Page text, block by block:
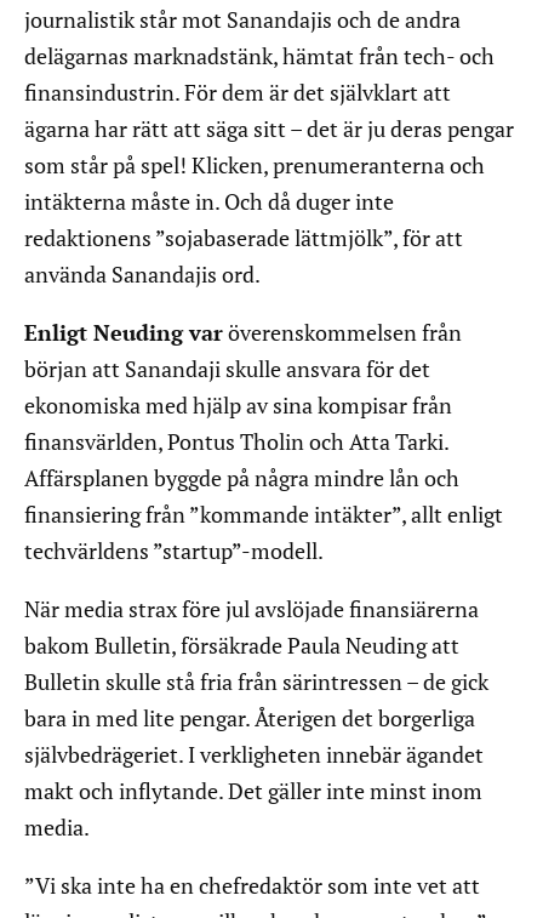
journalistik står mot Sanandajis och de andra
delägarnas marknadstänk, hämtat från tech- och
finansindustrin. För dem är det självklart att
ägarna har rätt att säga sitt – det är ju deras pengar
som står på spel! Klicken, prenumeranterna och
intäkterna måste in. Och då duger inte
redaktionens ”sojabaserade lättmjölk”, för att
använda Sanandajis ord.
Enligt Neuding varöverenskommelsen från
början att Sanandaji skulle ansvara för det
ekonomiska med hjälp av sina kompisar från
finansvärlden, Pontus Tholin och Atta Tarki.
Affärsplanen byggde på några mindre lån och
finansiering från ”kommande intäkter”, allt enligt
techvärldens ”startup”-modell.
När media strax före jul avslöjade finansiärerna
bakom Bulletin, försäkrade Paula Neuding att
Bulletin skulle stå fria från särintressen – de gick
bara in med lite pengar. Återigen det borgerliga
självbedrägeriet. I verkligheten innebär ägandet
makt och inflytande. Det gäller inte minst inom
media.
”Vi ska inte ha en chefredaktör som inte vet att